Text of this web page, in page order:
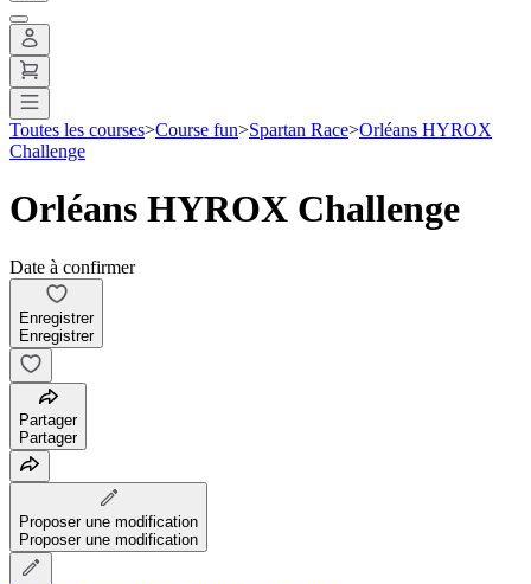
Toutes les courses>Course fun>Spartan Race>Orléans HYROX
Challenge
Orléans HYROX Challenge
Date à confirmer
Enregistrer
Enregistrer
Partager
Partager
Proposer une modification
Proposer une modification